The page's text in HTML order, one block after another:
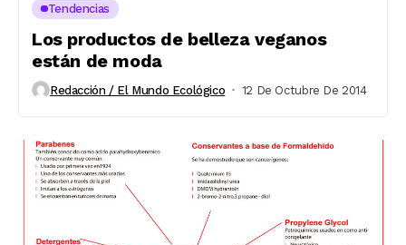
Tendencias
Los productos de belleza veganos
están de moda
Redacción / El Mundo Ecológico 12 De Octubre De 2014